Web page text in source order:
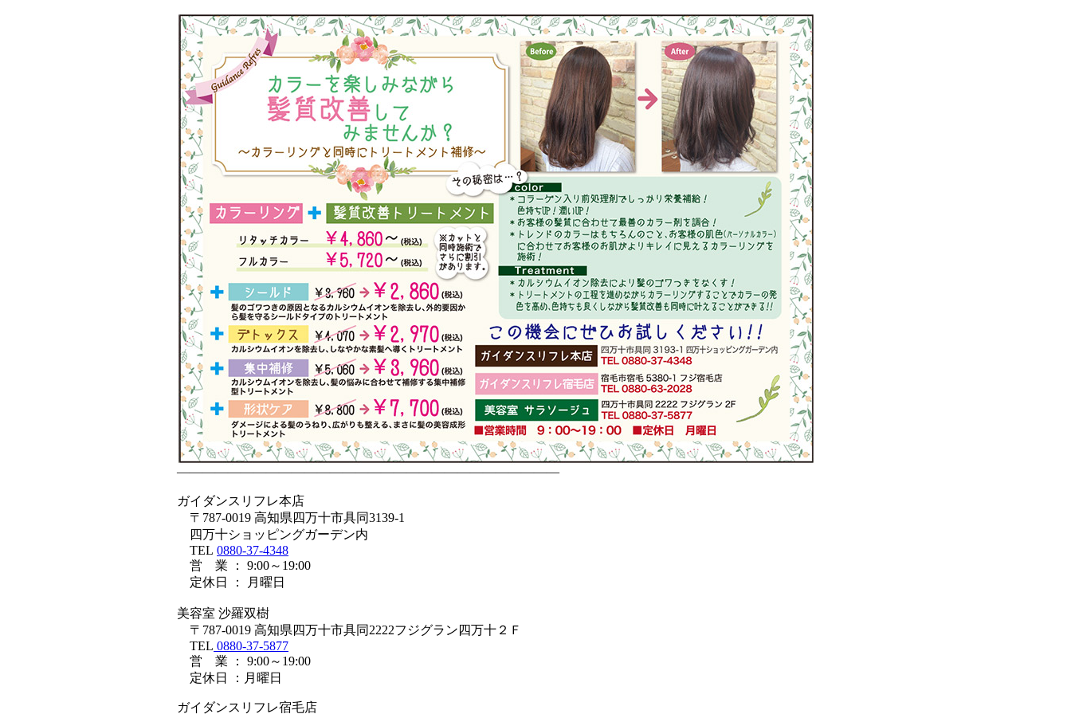
——————————————————————————————
ガイダンスリフレ本店
〒787-0019 高知県四万十市具同3139-1
四万十ショッピングガーデン内
TEL 0880-37-4348
営 業 ： 9:00～19:00
定休日 ： 月曜日
美容室 沙羅双樹
〒787-0019 高知県四万十市具同2222フジグラン四万十２Ｆ
TEL 0880-37-5877
営 業 ： 9:00～19:00
定休日 ：月曜日
ガイダンスリフレ宿毛店